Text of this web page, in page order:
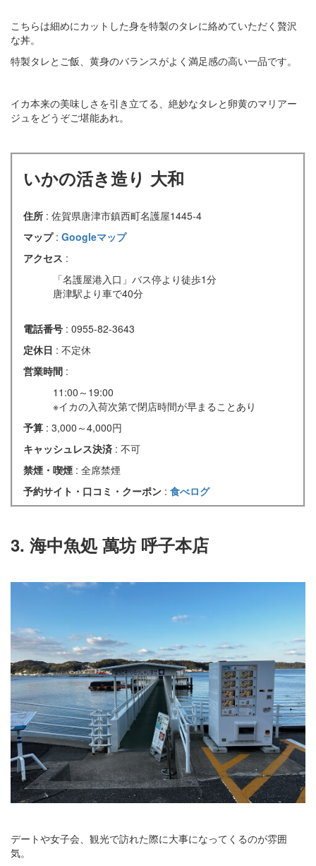
こちらは細めにカットした身を特製のタレに絡めていただく贅沢
な丼。
特製タレとご飯、黄身のバランスがよく満足感の高い一品です。
イカ本来の美味しさを引き立てる、絶妙なタレと卵黄のマリアー
ジュをどうぞご堪能あれ。
いかの活き造り 大和
住所 : 佐賀県唐津市鎮西町名護屋1445-4
マップ : Googleマップ
アクセス :
「名護屋港入口」バス停より徒歩1分
唐津駅より車で40分
電話番号 : 0955-82-3643
定休日 : 不定休
営業時間 :
11:00～19:00
※イカの入荷次第で閉店時間が早まることあり
予算 : 3,000～4,000円
キャッシュレス決済 : 不可
禁煙・喫煙 : 全席禁煙
予約サイト・口コミ・クーポン : 食べログ
3. 海中魚処 萬坊 呼子本店
デートや女子会、観光で訪れた際に大事になってくるのが雰囲
気。